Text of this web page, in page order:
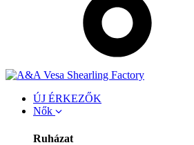
ÚJ ÉRKEZŐK
Nők
Ruházat